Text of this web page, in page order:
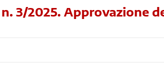
3/2025. Approvazione